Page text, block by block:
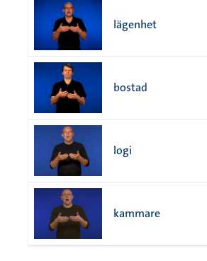
lägenhet
bostad
logi
kammare